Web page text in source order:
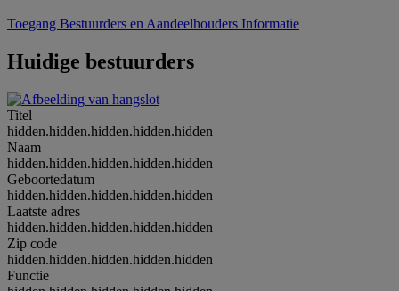
Toegang Bestuurders en Aandeelhouders Informatie
Huidige bestuurders
Titel
hidden.hidden.hidden.hidden.hidden
Naam
hidden.hidden.hidden.hidden.hidden
Geboortedatum
hidden.hidden.hidden.hidden.hidden
Laatste adres
hidden.hidden.hidden.hidden.hidden
Zip code
hidden.hidden.hidden.hidden.hidden
Functie